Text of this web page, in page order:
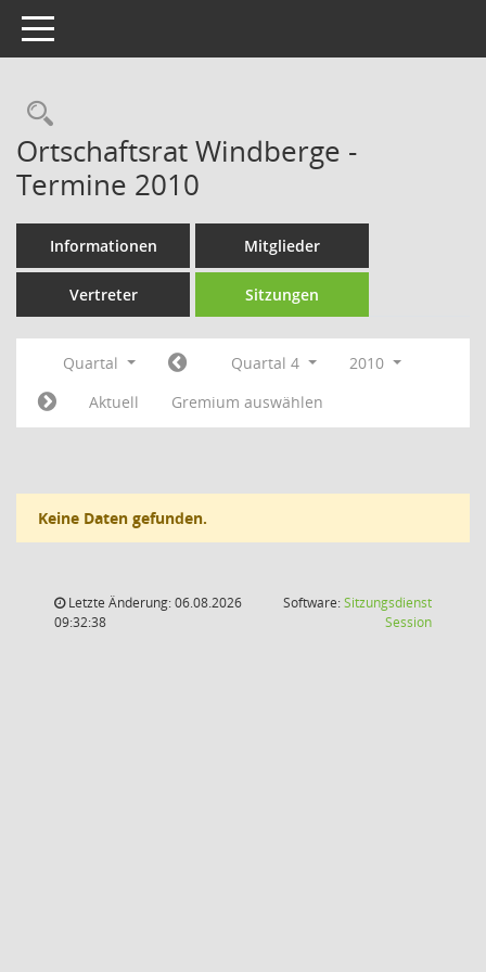
Toggle navigation
Rechercheauswahl
Ortschaftsrat Windberge -
Termine 2010
Informationen Mitglieder
Vertreter Sitzungen
Quartal Quartal 4
2010
Aktuell
Gremium auswählen
Keine Daten gefunden.
Letzte Änderung: 06.08.2026
09:32:38
Software:Sitzungsdienst
Session(Wird in